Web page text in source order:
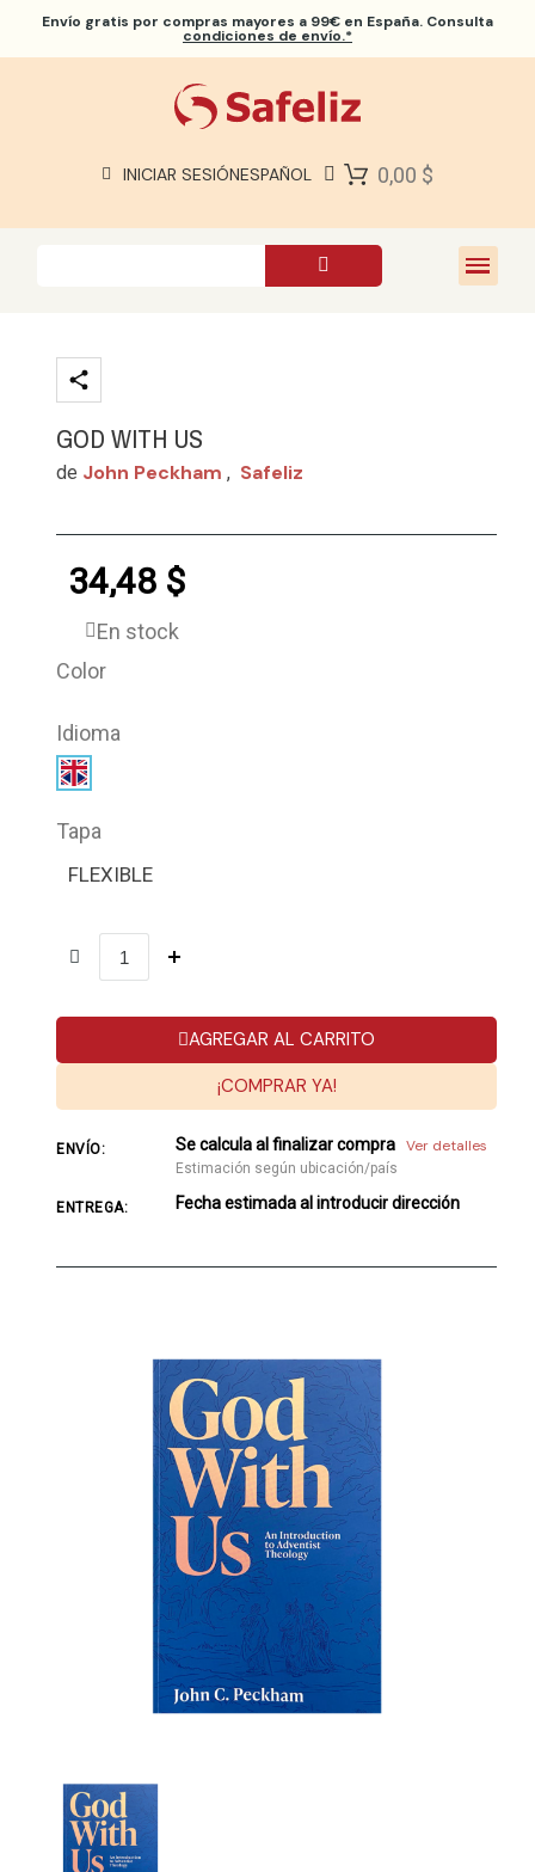
Envío gratis por compras mayores a 99€ en España. Consulta
condiciones de envío.*
INICIAR SESIÓNESPAÑOL 0,00 $
GOD WITH US
de John Peckham , Safeliz
34,48 $
En stock
Color
Idioma
Tapa
FLEXIBLE
AGREGAR AL CARRITO
¡COMPRAR YA!
ENVÍO: Se calcula al finalizar compra Ver detalles
Estimación según ubicación/país
ENTREGA: Fecha estimada al introducir dirección